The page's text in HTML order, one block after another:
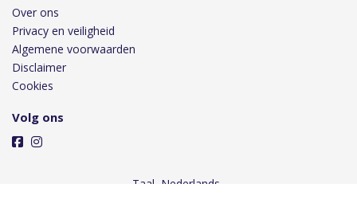
Over ons
Privacy en veiligheid
Algemene voorwaarden
Disclaimer
Cookies
Volg ons
Taal